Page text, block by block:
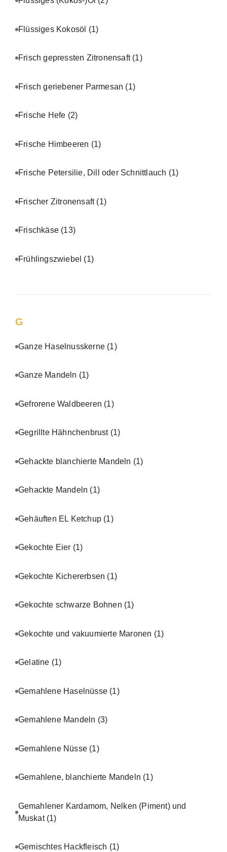
Flüssiges Kokosöl (1)
Frisch gepressten Zitronensaft (1)
Frisch geriebener Parmesan (1)
Frische Hefe (2)
Frische Himbeeren (1)
Frische Petersilie, Dill oder Schnittlauch (1)
Frischer Zitronensaft (1)
Frischkäse (13)
Frühlingszwiebel (1)
G
Ganze Haselnusskerne (1)
Ganze Mandeln (1)
Gefrorene Waldbeeren (1)
Gegrillte Hähnchenbrust (1)
Gehackte blanchierte Mandeln (1)
Gehackte Mandeln (1)
Gehäuften EL Ketchup (1)
Gekochte Eier (1)
Gekochte Kichererbsen (1)
Gekochte schwarze Bohnen (1)
Gekochte und vakuumierte Maronen (1)
Gelatine (1)
Gemahlene Haselnüsse (1)
Gemahlene Mandeln (3)
Gemahlene Nüsse (1)
Gemahlene, blanchierte Mandeln (1)
Gemahlener Kardamom, Nelken (Piment) und
Muskat (1)
Gemischtes Hackfleisch (1)